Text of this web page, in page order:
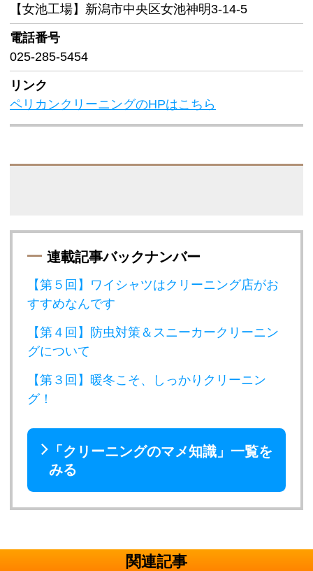
【女池工場】新潟市中央区女池神明3-14-5
電話番号
025-285-5454
リンク
ペリカンクリーニングのHPはこちら
連載記事バックナンバー
【第５回】ワイシャツはクリーニング店がお
すすめなんです
【第４回】防虫対策＆スニーカークリーニン
グについて
【第３回】暖冬こそ、しっかりクリーニン
グ！
「クリーニングのマメ知識」一覧を
みる
関連記事